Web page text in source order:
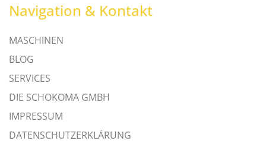
Navigation & Kontakt
MASCHINEN
BLOG
SERVICES
DIE SCHOKOMA GMBH
IMPRESSUM
DATENSCHUTZERKLÄRUNG